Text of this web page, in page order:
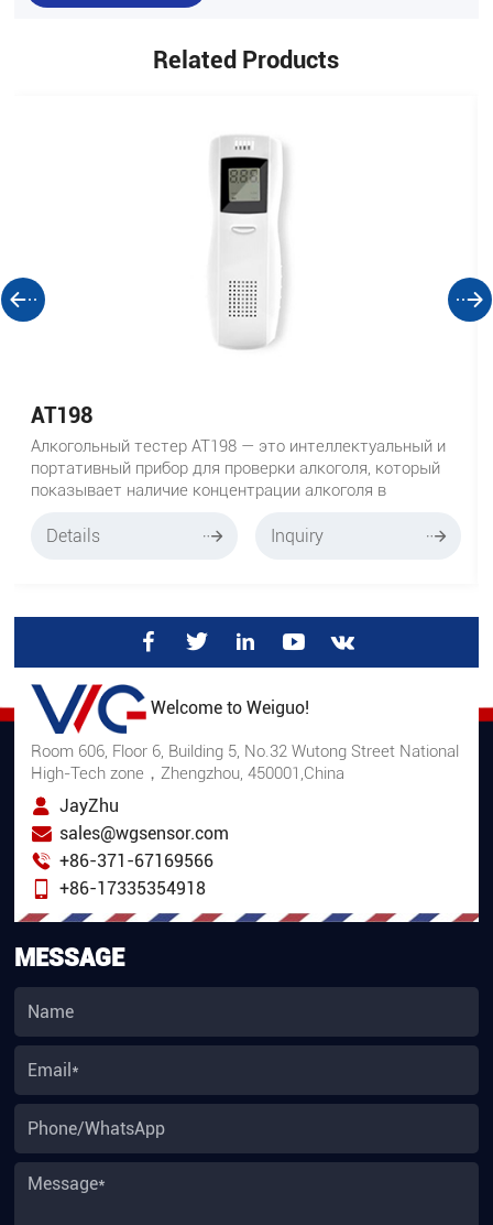
Related Products
AT198
Алкогольный тестер AT198 — это интеллектуальный и
портативный прибор для проверки алкоголя, который
показывает наличие концентрации алкоголя в
Details Inquiry
Welcome to Weiguo!
Room 606, Floor 6, Building 5, No.32 Wutong Street National
High-Tech zone，Zhengzhou, 450001,China
JayZhu
sales@wgsensor.com
+86-371-67169566
+86-17335354918
MESSAGE